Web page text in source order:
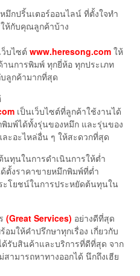
มึกปริ้นเตอร์ออนไลน์ ที่ตั้งใจทำ
ให้กับคุณลูกค้าบ้าง
ว็บไซต์ www.heresong.comให้
นการพิมพ์ ทุกยี่ห้อ ทุกประเภท
ลูกค้ามากที่สุด
เป็นเว็บไซต์ที่ลูกค้าใช้งานได้
มพ์ได้ทั้งรุ่นของหมึก และรุ่นของ
ะอะไหล่อื่น ๆ ให้สะดวกที่สุด
นทุนในการดำเนินการให้ต่ำ
ด้ตั้งราคาขายหมึกพิมพ์ที่ต่ำ
ะโยชน์ในการประหยัดต้นทุนใน
(Great Services) อย่างดีที่สุด
มให้คำปรึกษาทุกเรื่อง เกี่ยวกับ
ด้รับสินค้าและบริการที่ดีที่สุด จาก
ามารถหาทางออกได้ นึกถึงเฮีย